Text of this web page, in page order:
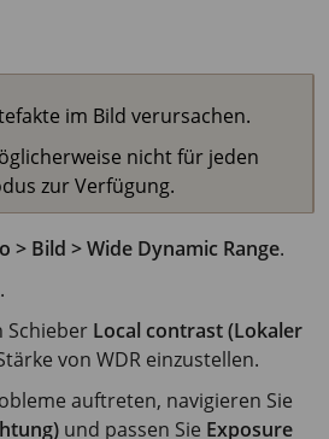
im Bild verursachen.
nicht für jeden
zur Verfügung.
> Bild > Wide Dynamic Range.
Schieber Local contrast (Lokaler
von WDR einzustellen.
auftreten, navigieren Sie
und passen Sie Exposure